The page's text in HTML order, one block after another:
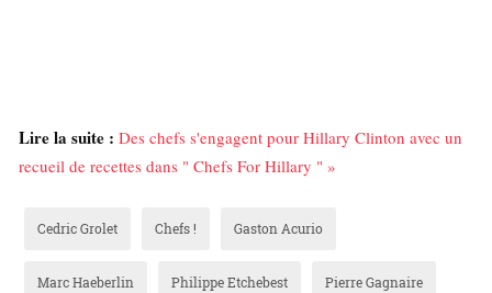
Lire la suite : Des chefs s'engagent pour Hillary Clinton avec un
recueil de recettes dans " Chefs For Hillary " »
Cedric Grolet Chefs ! Gaston Acurio
Marc Haeberlin Philippe Etchebest Pierre Gagnaire